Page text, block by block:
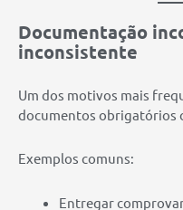
Documentação
inconsistente
Um dos motivos mais
documentos obrigatórios
Exemplos comuns:
Entregar